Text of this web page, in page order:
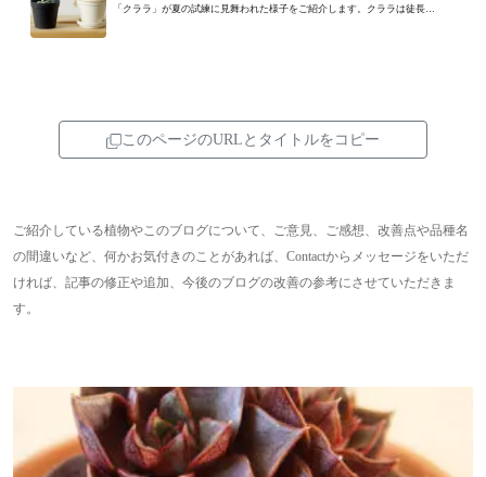
「クララ」が夏の試練に見舞われた様子をご紹介します。クララは徒長し
このページのURLとタイトルをコピー
ご紹介している植物やこのブログについて、ご意見、ご感想、改善点や品種名
の間違いなど、何かお気付きのことがあれば、Contactからメッセージをいただ
ければ、記事の修正や追加、今後のブログの改善の参考にさせていただきま
す。